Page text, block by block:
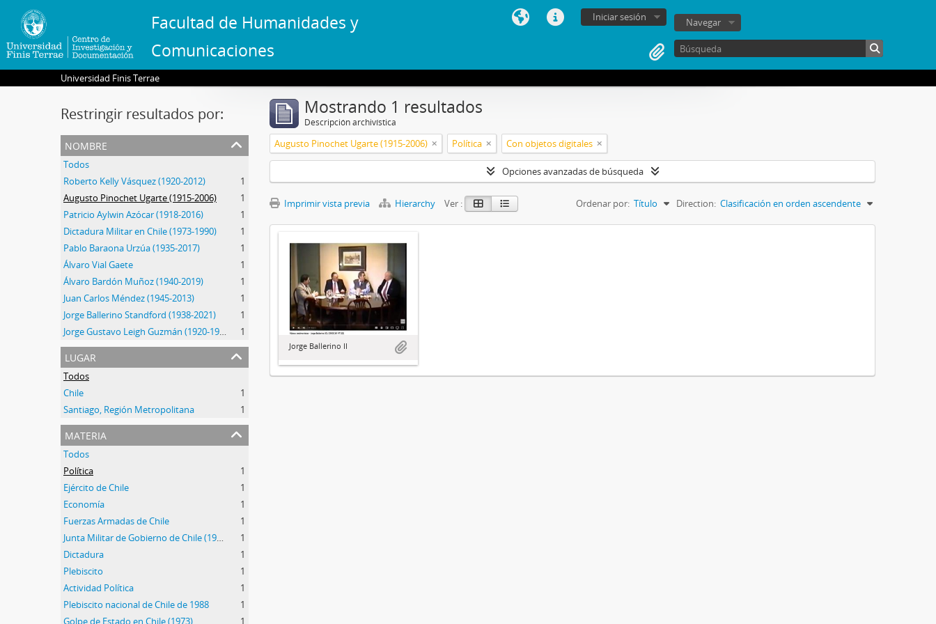
Facultad de Humanidades y
Comunicaciones
Iniciar sesión Navegar
Universidad Finis Terrae
Restringir resultados por:
nombre
Todos
Roberto Kelly Vásquez (1920-2012)
1
Augusto Pinochet Ugarte (1915-2006)
1
Patricio Aylwin Azócar (1918-2016)
1
Dictadura Militar en Chile (1973-1990)
1
Pablo Baraona Urzúa (1935-2017)
1
Álvaro Vial Gaete
1
Álvaro Bardón Muñoz (1940-2019)
1
Juan Carlos Méndez (1945-2013)
1
Jorge Ballerino Standford (1938-2021)
1
Jorge Gustavo Leigh Guzmán (1920-1999)
1
lugar
Todos
Chile
1
Santiago, Región Metropolitana
1
materia
Todos
Política
1
Ejército de Chile
1
Economía
1
Fuerzas Armadas de Chile
1
Junta Militar de Gobierno de Chile (1973-1990)
1
Dictadura
1
Plebiscito
1
Actividad Política
1
Plebiscito nacional de Chile de 1988
1
Golpe de Estado en Chile (1973)
1
Mostrando 1 resultados
Descripción archivística
Augusto Pinochet Ugarte (1915-2006) Política Con objetos digitales
Opciones avanzadas de búsqueda
Imprimir vista previa Hierarchy Ver : Ordenar por: Título Direction: Clasificación en orden ascendente
Jorge Ballerino II